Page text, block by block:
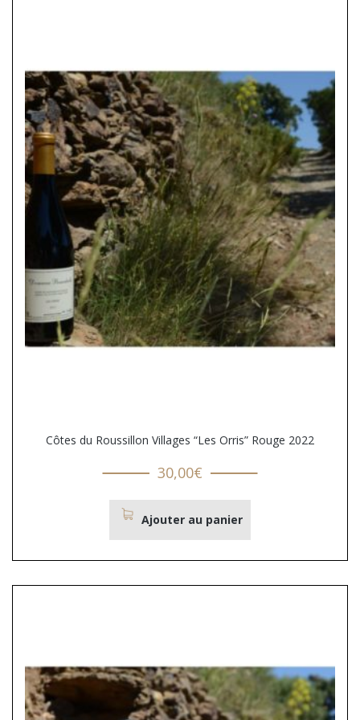
Côtes du Roussillon Villages “Les Orris” Rouge 2022
30,00€
Ajouter au panier